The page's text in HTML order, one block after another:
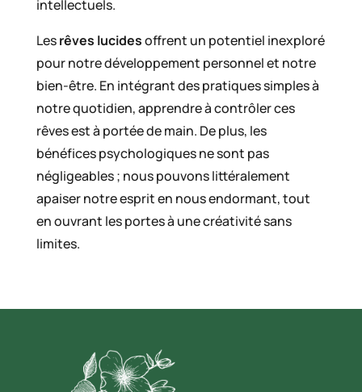
intellectuels.
Lesrêves lucidesoffrent un potentiel inexploré
pour notre développement personnel et notre
bien-être. En intégrant des pratiques simples à
notre quotidien, apprendre à contrôler ces
rêves est à portée de main. De plus, les
bénéfices psychologiques ne sont pas
négligeables ; nous pouvons littéralement
apaiser notre esprit en nous endormant, tout
en ouvrant les portes à une créativité sans
limites.